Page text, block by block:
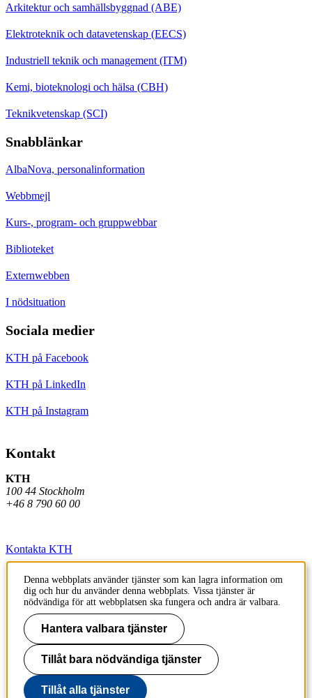
Arkitektur och samhällsbyggnad (ABE)
Elektroteknik och datavetenskap (EECS)
Industriell teknik och management (ITM)
Kemi, bioteknologi och hälsa (CBH)
Teknikvetenskap (SCI)
Snabblänkar
AlbaNova, personalinformation
Webbmejl
Kurs-, program- och gruppwebbar
Biblioteket
Externwebben
I nödsituation
Sociala medier
KTH på Facebook
KTH på LinkedIn
KTH på Instagram
Kontakt
KTH
100 44 Stockholm
+46 8 790 60 00
Kontakta KTH
Jobba på KTH
Press och media
Faktura och betalning KTH
Om KTH:s webbplatser
Tillgänglighetsredogörelse
Denna webbplats använder tjänster som kan lagra information om
dig och hur du använder denna webbplats. Vissa tjänster är
nödvändiga för att webbplatsen ska fungera och andra är valbara.
Hantera valbara tjänster
Tillåt bara nödvändiga tjänster
Tillåt alla tjänster